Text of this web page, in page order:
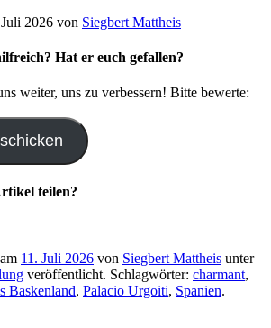
2026 von Siegbert Mattheis
Hat er euch gefallen?
weiter, uns zu verbessern! Bitte bewerte:
teilen?
11. Juli 2026 von Siegbert Mattheis unter
veröffentlicht. Schlagwörter: charmant,
Baskenland, Palacio Urgoiti, Spanien.